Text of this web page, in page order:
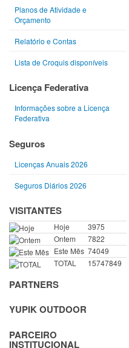
Planos de Atividade e
Orçamento
Relatório e Contas
Lista de Croquis disponíveis
Licença Federativa
Informações sobre a Licença
Federativa
Seguros
Licenças Anuais 2026
Seguros Diários 2026
VISITANTES
Hoje
3975
Ontem
7822
Este Mês 74049
TOTAL
15747849
PARTNERS
YUPIK OUTDOOR
PARCEIRO
INSTITUCIONAL